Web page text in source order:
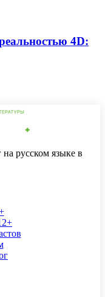
4D:
русском языке в